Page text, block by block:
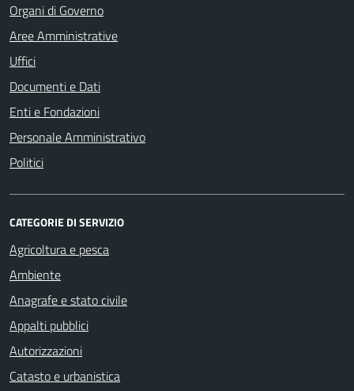
Organi di Governo
Aree Amministrative
Uffici
Documenti e Dati
Enti e Fondazioni
Personale Amministrativo
Politici
CATEGORIE DI SERVIZIO
Agricoltura e pesca
Ambiente
Anagrafe e stato civile
Appalti pubblici
Autorizzazioni
Catasto e urbanistica